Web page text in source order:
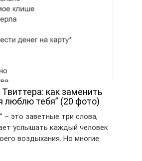
как заменить
люблю тебя” (20 фото)
– это заветные три слова,
услышать каждый человек
воздыхания. Но многие